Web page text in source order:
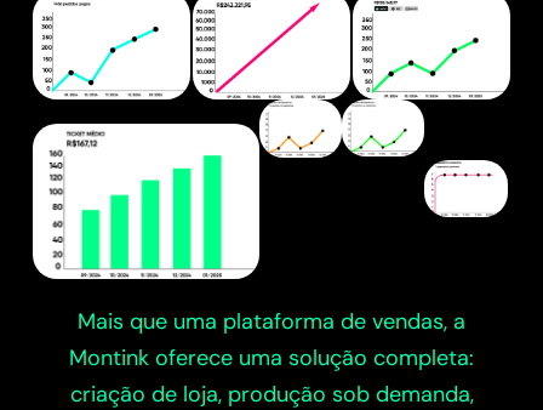
Mais que uma plataforma de vendas, a
Montink oferece uma solução completa:
criação de loja, produção sob demanda,